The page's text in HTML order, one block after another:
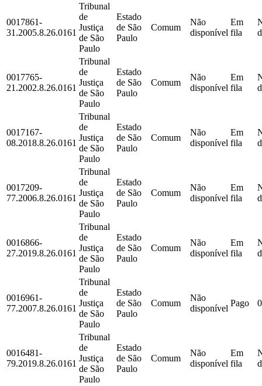
0017861-
31.2005.8.26.0161
Tribunal
de
Justiça
de São
Paulo
Estado
de São
Paulo
Comum
Não
disponível
Em
fila
0017765-
21.2002.8.26.0161
Tribunal
de
Justiça
de São
Paulo
Estado
de São
Paulo
Comum
Não
disponível
Em
fila
0017167-
08.2018.8.26.0161
Tribunal
de
Justiça
de São
Paulo
Estado
de São
Paulo
Comum
Não
disponível
Em
fila
0017209-
77.2006.8.26.0161
Tribunal
de
Justiça
de São
Paulo
Estado
de São
Paulo
Comum
Não
disponível
Em
fila
0016866-
27.2019.8.26.0161
Tribunal
de
Justiça
de São
Paulo
Estado
de São
Paulo
Comum
Não
disponível
Em
fila
0016961-
77.2007.8.26.0161
Tribunal
de
Justiça
de São
Paulo
Estado
de São
Paulo
Comum
Não
disponível
Pago
0016481-
79.2019.8.26.0161
Tribunal
de
Justiça
de São
Paulo
Estado
de São
Paulo
Comum
Não
disponível
Em
fila